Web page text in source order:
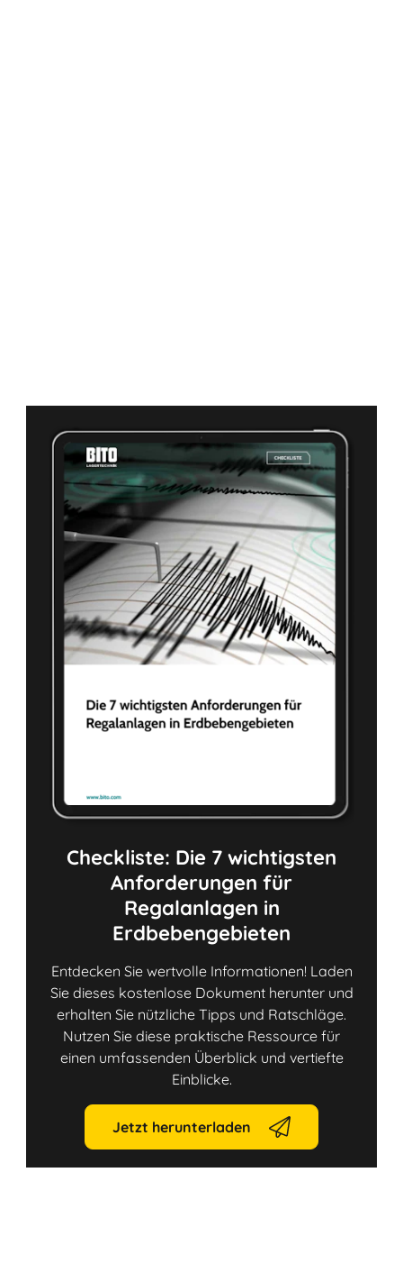
Checkliste: Die 7 wichtigsten
Anforderungen für
Regalanlagen in
Erdbebengebieten
Entdecken Sie wertvolle Informationen! Laden
Sie dieses kostenlose Dokument herunter und
erhalten Sie nützliche Tipps und Ratschläge.
Nutzen Sie diese praktische Ressource für
einen umfassenden Überblick und vertiefte
Einblicke.
Jetzt herunterladen